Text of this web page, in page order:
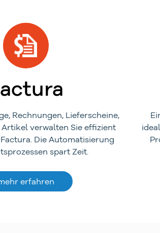
Rechnungen, Lieferscheine,
verwalten Sie effizient
Die Automatisierung
spart Zeit.
erfahren